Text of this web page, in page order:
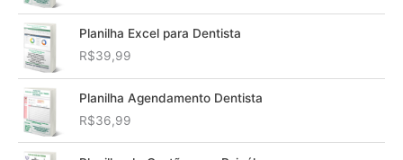
Planilha Excel para Dentista
R$39,99
Planilha Agendamento Dentista
R$36,99